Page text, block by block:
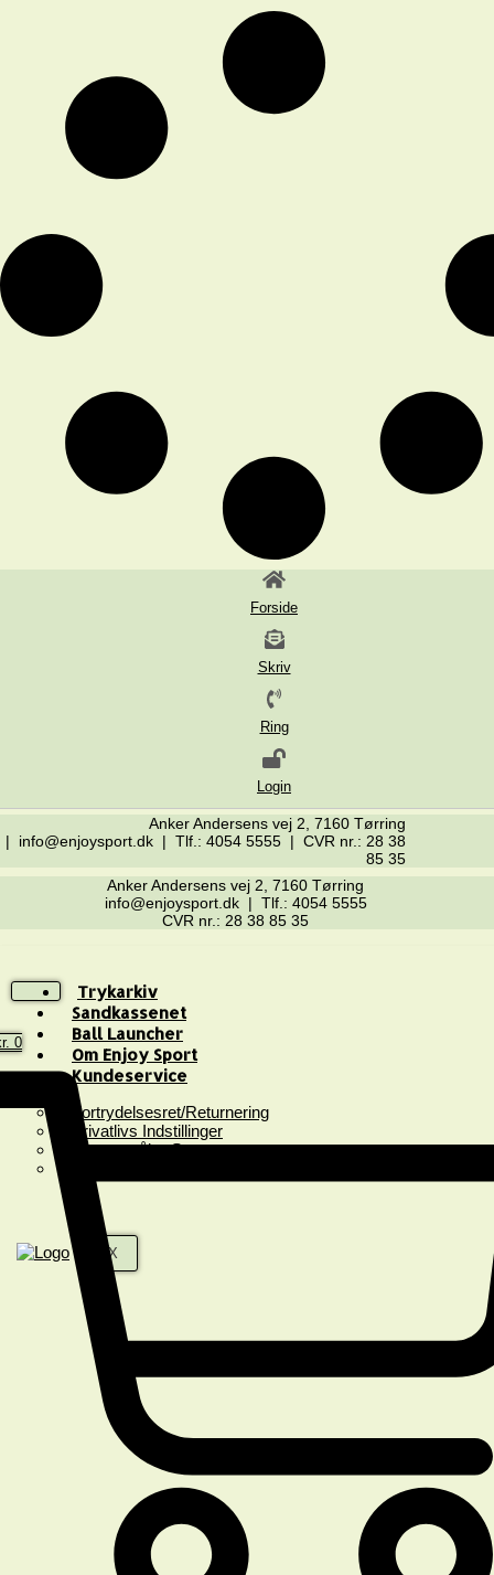
Forside
Skriv
Ring
Login
Anker Andersens vej 2, 7160 Tørring
| info@enjoysport.dk | Tlf.: 4054 5555 | CVR nr.: 28 38
85 35
Anker Andersens vej 2, 7160 Tørring
info@enjoysport.dk | Tlf.: 4054 5555
CVR nr.: 28 38 85 35
Trykarkiv
Sandkassenet
Ball Launcher
Om Enjoy Sport
Kundeservice
Fortrydelsesret/Returnering
Privatlivs Indstillinger
Spørgsmål & Svar
X
0